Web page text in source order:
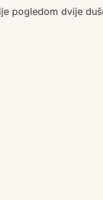
pogledom dvije